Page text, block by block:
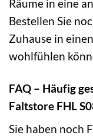
Räume in eine
Bestellen Sie
Zuhause in
wohlfühlen
FAQ – Häufig
Faltstore FHL
Sie haben noch